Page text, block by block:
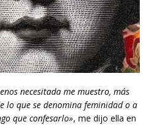
necesitada me muestro, más
lo que se denomina feminidad o a
que confesarlo», me dijo ella en